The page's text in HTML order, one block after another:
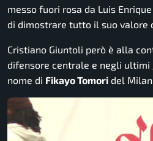
messo fuori rosa da Luis
di dimostrare tutto il suo valore
Cristiano Giuntoli però è alla
difensore centrale e negli
nome di Fikayo Tomori del Milan.